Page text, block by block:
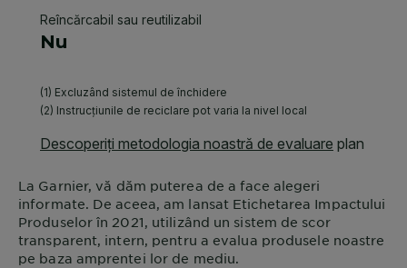
La Garnier, vă dăm puterea de a face alegeri
informate. De aceea, am lansat Etichetarea Impactului
Produselor în 2021, utilizând un sistem de scor
transparent, intern, pentru a evalua produsele noastre
pe baza amprentei lor de mediu.